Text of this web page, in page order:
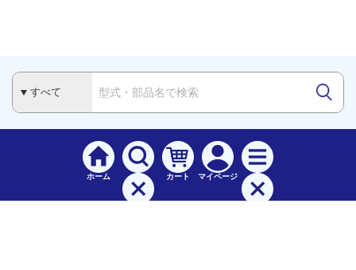
ホーム カート マイページ